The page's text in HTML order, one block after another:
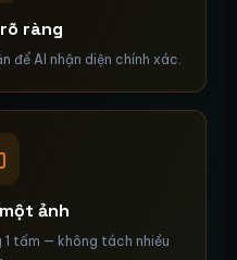
ràng
để AI nhận diện chính xác.
ảnh
tấm — không tách nhiều